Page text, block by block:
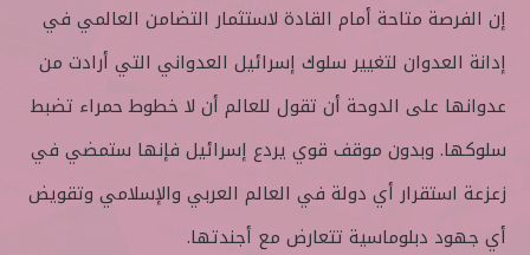
إن الفرصة متاحة أمام القادة لاستثمار التضامن العالمي في
إدانة العدوان لتغيير سلوك إسرائيل العدواني التي أرادت من
عدوانها على الدوحة أن تقول للعالم أن لا خطوط حمراء تضبط
سلوكها. وبدون موقف قوي يردع إسرائيل فإنها ستمضي في
زعزعة استقرار أي دولة في العالم العربي والإسلامي وتقويض
أي جهود دبلوماسية تتعارض مع أجندتها.